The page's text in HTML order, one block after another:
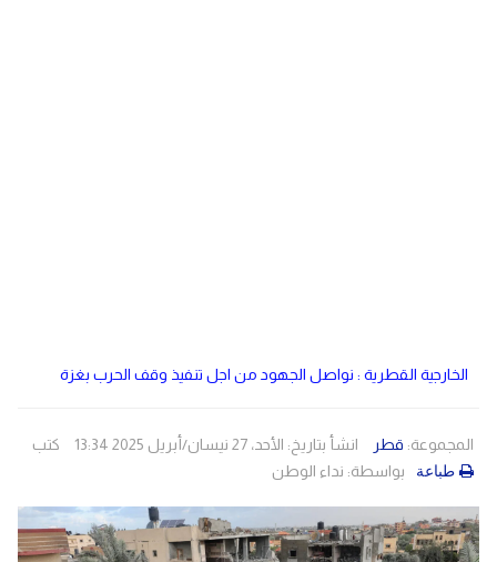
الخارجية القطرية : نواصل الجهود من اجل تنفيذ وقف الحرب بغزة
المجموعة: قطر انشأ بتاريخ: الأحد، 27 نيسان/أبريل 2025 13:34
كتب
بواسطة: نداء الوطن طباعة